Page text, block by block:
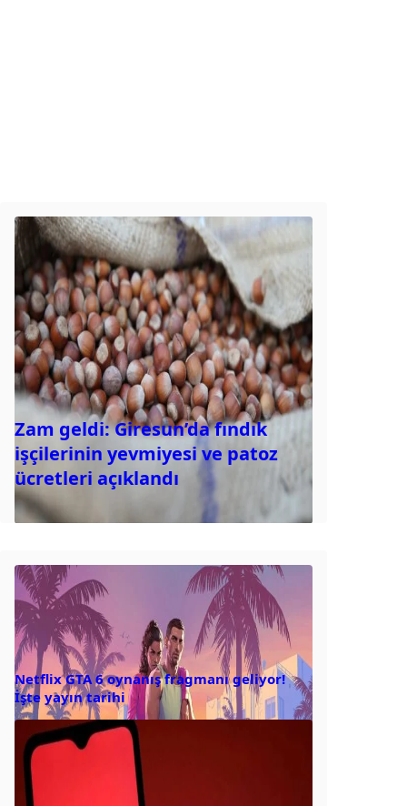
Zam geldi: Giresun’da fındık
işçilerinin yevmiyesi ve patoz
ücretleri açıklandı
Netflix GTA 6 oynanış fragmanı geliyor!
İşte yayın tarihi